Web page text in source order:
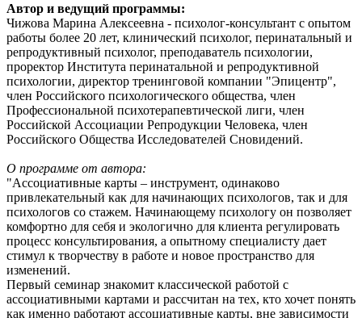
Автор и ведущий программы:
Чижова Марина Алексеевна - психолог-консультант с опытом
работы более 20 лет, клинический психолог, перинатальный и
репродуктивный психолог, преподаватель психологии,
проректор Института перинатальной и репродуктивной
психологии, директор тренинговой компании "Эпицентр",
член Российского психологического общества, член
Профессиональной психотерапевтической лиги, член
Российской Ассоциации Репродукции Человека, член
Российского Общества Исследователей Сновидений.
О программе от автора:
"Ассоциативные карты – инструмент, одинаково
привлекательный как для начинающих психологов, так и для
психологов со стажем. Начинающему психологу он позволяет
комфортно для себя и экологично для клиента регулировать
процесс консультирования, а опытному специалисту дает
стимул к творчеству в работе и новое пространство для
изменений.
Первый семинар знакомит классической работой с
ассоциативными картами и рассчитан на тех, кто хочет понять
как именно работают ассоциативные карты, вне зависимости